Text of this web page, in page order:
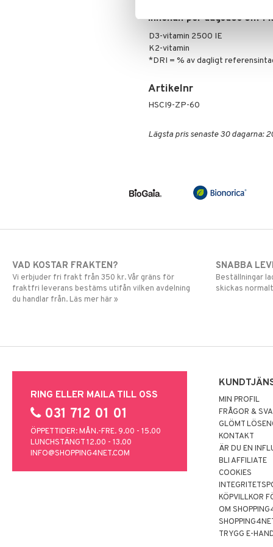
Innehåll per dagsdos om 1
D3-vitamin 2500 IE
K2-vitamin
*DRI = % av dagligt
Artikelnr
HSCI9-ZP-60
Lägsta pris senaste 30 dagarna:
VAD KOSTAR FRAKTEN?
Vi erbjuder fri frakt från 350 kr. Vår gräns för
fraktfri leverans bestäms utifån vilken avdelning
du handlar från. Läs mer här »
SNABBA
Beställningar
skickas
RING ELLER MAILA TILL OSS
031 712 01 01
ÖPPETTIDER: MÅN.-FRE. 9.00 - 15.00
LUNCHSTÄNGT 12.00 - 13.00
INFO@SHOPPING4NET.COM
MIN PROFIL
FRÅGOR &
GLÖMT
KONTAKT
ÄR DU EN
BLI AFFILIATE
COOKIES
KÖPVILLKOR
OM
TRYGG E-